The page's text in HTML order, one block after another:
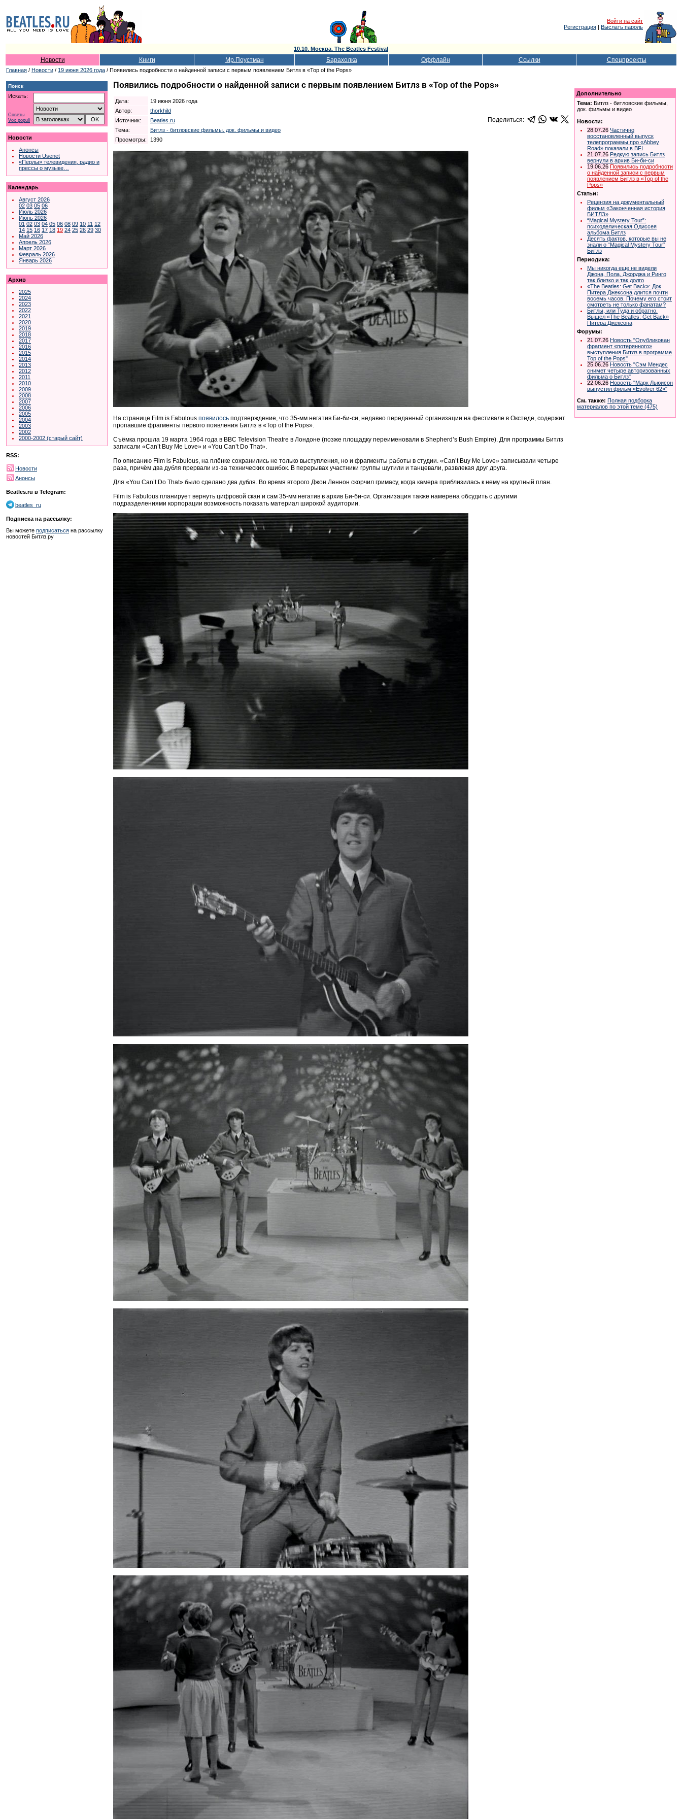
Войти на сайт
Регистрация | Выслать пароль
10.10. Москва. The Beatles Festival
Новости Книги Мр.Поустман Барахолка Оффлайн Ссылки Спецпроекты
Главная / Новости / 19 июня 2026 года / Появились подробности о найденной записи с первым появлением Битлз в «Top of the Pops»
Поиск
Искать:
Советы
Vox populi
Новости
Анонсы
Новости Usenet
«Перлы» телевидения, радио и
прессы о музыке…
Календарь
Август 2026
02 03 05 06
Июль 2026
Июнь 2026
01 02 03 04 05 06 08 09 10 11 12
14 15 16 17 18 19 24 25 26 29 30
Май 2026
Апрель 2026
Март 2026
Февраль 2026
Январь 2026
Архив
2025
2024
2023
2022
2021
2020
2019
2018
2017
2016
2015
2014
2013
2012
2011
2010
2009
2008
2007
2006
2005
2004
2003
2002
2000-2002 (старый сайт)
RSS:
Новости
Анонсы
Beatles.ru в Telegram:
beatles_ru
Подписка на рассылку:
Вы можете подписаться на рассылку
новостей Битлз.ру
Появились подробности о найденной записи с первым появлением Битлз в «Top of the Pops»
Дата:
19 июня 2026 года
Автор:
thorkhild
Источник:
Beatles.ru
Тема:
Битлз - битловские фильмы, док. фильмы и видео
Просмотры:
1390
Поделиться:
На странице Film is Fabulous появилось подтверждение, что 35-мм негатив Би-би-си, недавно переданный организации на фестивале в Окстеде, содержит
пропавшие фрагменты первого появления Битлз в «Top of the Pops».
Съёмка прошла 19 марта 1964 года в BBC Television Theatre в Лондоне (позже площадку переименовали в Shepherd’s Bush Empire). Для программы Битлз
записали «Can’t Buy Me Love» и «You Can’t Do That».
По описанию Film is Fabulous, на плёнке сохранились не только выступления, но и фрагменты работы в студии. «Can’t Buy Me Love» записывали четыре
раза, причём два дубля прервали из-за технических ошибок. В перерывах участники группы шутили и танцевали, развлекая друг друга.
Для «You Can’t Do That» было сделано два дубля. Во время второго Джон Леннон скорчил гримасу, когда камера приблизилась к нему на крупный план.
Film is Fabulous планирует вернуть цифровой скан и сам 35-мм негатив в архив Би-би-си. Организация также намерена обсудить с другими
подразделениями корпорации возможность показать материал широкой аудитории.
Дополнительно
Тема: Битлз - битловские фильмы,
док. фильмы и видео
Новости:
28.07.26 Частично
восстановленный выпуск
телепрограммы про «Abbey
Road» показали в BFI
21.07.26 Редкую запись Битлз
вернули в архив Би-би-си
19.06.26 Появились подробности
о найденной записи с первым
появлением Битлз в «Top of the
Pops»
Статьи:
Рецензия на документальный
фильм «Законченная история
БИТЛЗ»
“Magical Mystery Tour”:
психоделическая Одиссея
альбома Битлз
Десять фактов, которые вы не
знали о “Magical Mystery Tour”
Битлз
Периодика:
Мы никогда еще не видели
Джона, Пола, Джорджа и Ринго
так близко и так долго
«The Beatles: Get Back»: Док
Питера Джексона длится почти
восемь часов. Почему его стоит
смотреть не только фанатам?
Битлы, или Туда и обратно.
Вышел «The Beatles: Get Back»
Питера Джексона
Форумы:
21.07.26 Новость "Опубликован
фрагмент «потерянного»
выступления Битлз в программе
Top of the Pops"
25.06.26 Новость "Сэм Мендес
снимет четыре авторизованных
фильма о Битлз"
22.06.26 Новость "Марк Льюисон
выпустил фильм «Evolver 62»"
См. также: Полная подборка
материалов по этой теме (475)